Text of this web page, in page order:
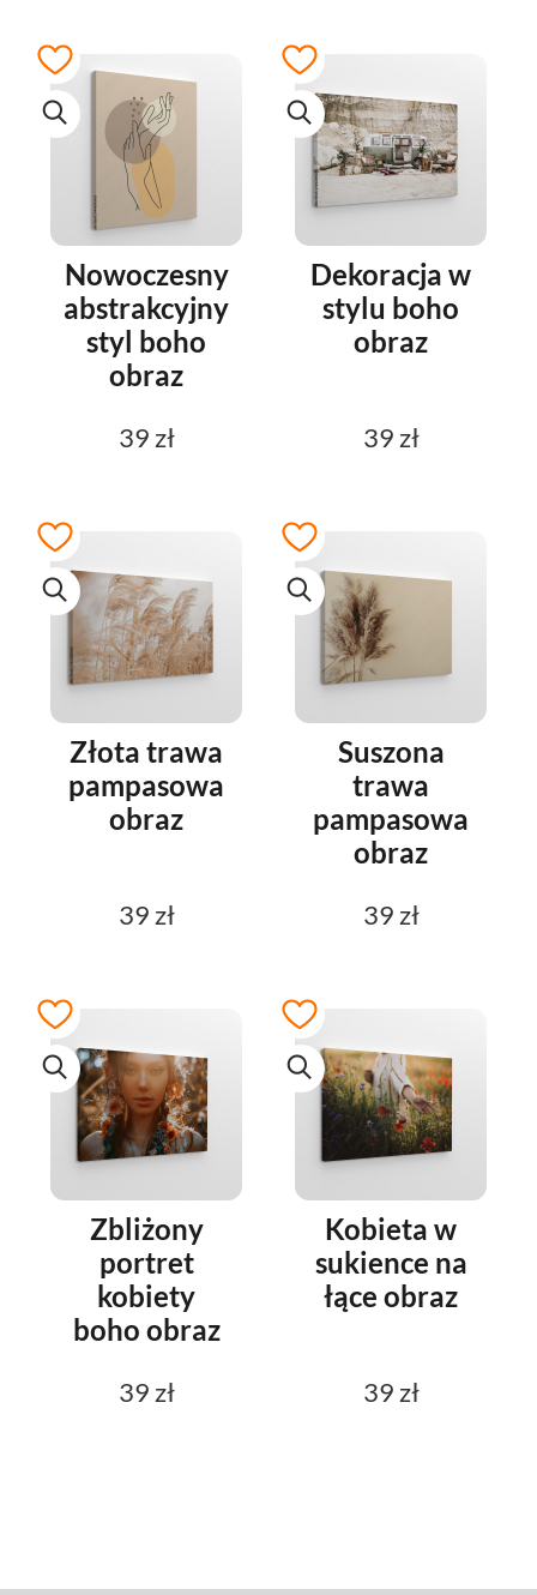
Nowoczesny
abstrakcyjny
styl boho
obraz
39 zł
Dekoracja w
stylu boho
obraz
39 zł
Złota trawa
pampasowa
obraz
39 zł
Suszona
trawa
pampasowa
obraz
39 zł
Zbliżony
portret
kobiety
boho obraz
39 zł
Kobieta w
sukience na
łące obraz
39 zł